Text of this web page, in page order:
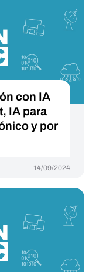
con IA
IA para
y por
14/09/2024